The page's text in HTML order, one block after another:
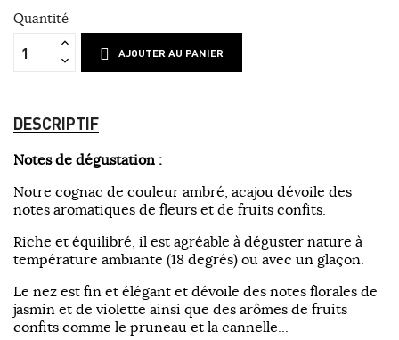
Quantité
AJOUTER AU PANIER
DESCRIPTIF
Notes de dégustation :
Notre cognac de couleur ambré, acajou dévoile des
notes aromatiques de fleurs et de fruits confits.
Riche et équilibré, il est agréable à déguster nature à
température ambiante (18 degrés) ou avec un glaçon.
Le nez est fin et élégant et dévoile des notes florales de
jasmin et de violette ainsi que des arômes de fruits
confits comme le pruneau et la cannelle...